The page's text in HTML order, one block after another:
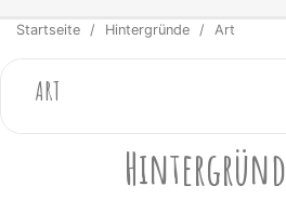
Startseite Hintergründe Art
ART